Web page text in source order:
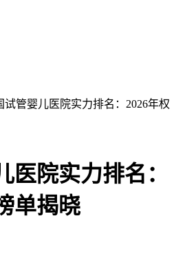
试管婴儿医院实力排名：2026年权
医院实力排名：
单揭晓